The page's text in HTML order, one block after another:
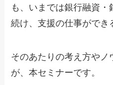
も、いまでは銀行融資
続け、支援の仕事ができ
そのあたりの考え方やノ
が、本セミナーです。